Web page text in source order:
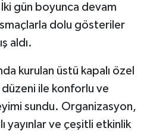
gün boyunca devam
dolu gösteriler
aldı.
kurulan üstü kapalı özel
ile konforlu ve
sundu. Organizasyon,
yayınlar ve çeşitli etkinlik